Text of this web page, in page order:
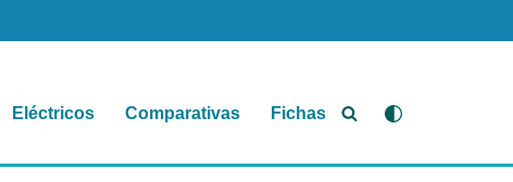
Eléctricos Comparativas Fichas